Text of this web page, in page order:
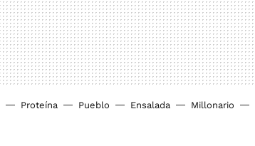
Proteína Pueblo Ensalada Millonario